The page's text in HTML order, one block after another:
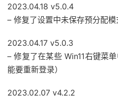
2023.04.18 v5.0.4
– 修复了设置中未保存预分配
2023.04.17 v5.0.3
– 修复了在某些 Win11右键菜
能要重新登录）
2023.02.07 v4.2.2